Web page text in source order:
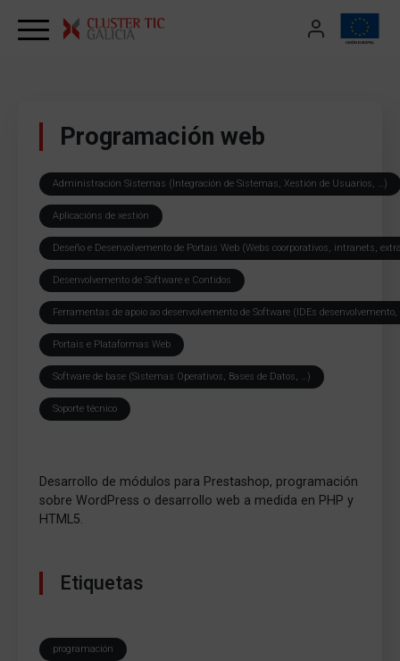
Programación web
Administración Sistemas (Integración de Sistemas, Xestión de Usuarios, …)
Aplicacións de xestión
Deseño e Desenvolvemento de Portais Web (Webs coorporativos, intranets,
Desenvolvemento de Software e Contidos
Ferramentas de apoio ao desenvolvemento de Software (IDEs
Portais e Plataformas Web
Software de base (Sistemas Operativos, Bases de Datos, …)
Soporte técnico
Desarrollo de módulos para Prestashop, programación
sobre WordPress o desarrollo web a medida en PHP y
HTML5.
Etiquetas
programación